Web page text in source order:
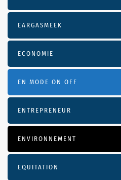
EARGASMEEK
ECONOMIE
EN MODE ON OFF
ENTREPRENEUR
ENVIRONNEMENT
EQUITATION